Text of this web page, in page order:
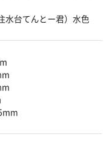
水台てんとー君）水色